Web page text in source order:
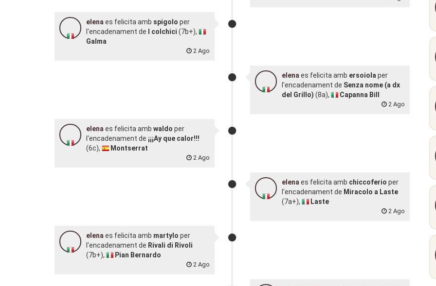
elena es felicita amb spigolo per
l'encadenament de
I colchici (7b+),
Galma
2 Ago
elena es felicita amb ersoiola per
l'encadenament de Senza nome (a dx
del Grillo) (8a), Capanna Bill
2 Ago
elena es felicita amb waldo per
l'encadenament de ¡¡¡Ay que calor!!!
(6c),
Montserrat
2 Ago
elena es felicita amb chiccoferio per
l'encadenament de Miracolo a Laste
(7a+),
Laste
2 Ago
elena es felicita amb martylo per
l'encadenament de Rivali di Rivoli
(7b+),
Pian Bernardo
2 Ago